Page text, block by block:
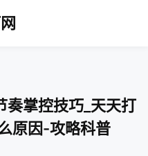
奏掌控技巧_天天打
原因-攻略科普